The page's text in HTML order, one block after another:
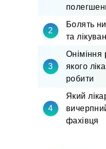
Болять
та
Оніміння
якого
робити
Який
фахівця